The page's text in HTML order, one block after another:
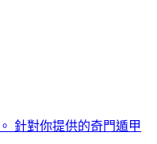
針對你提供的奇門遁甲